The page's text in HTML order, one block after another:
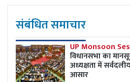
संबंधित समाचार
UP Monsoon
विधानसभा का
अध्यक्षता में
आसार